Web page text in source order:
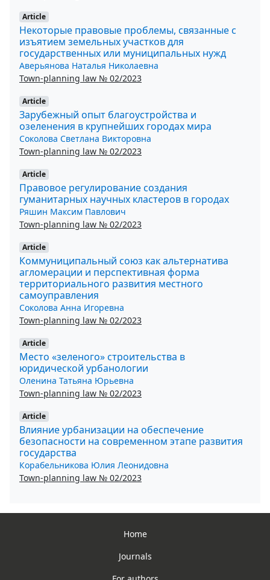
Article
Некоторые правовые проблемы, связанные с
изъятием земельных участков для
государственных или муниципальных нужд
Аверьянова Наталья Николаевна
Town-planning law № 02/2023
Article
Зарубежный опыт благоустройства и
озеленения в крупнейших городах мира
Соколова Светлана Викторовна
Town-planning law № 02/2023
Article
Правовое регулирование создания
гуманитарных научных кластеров в городах
Ряшин Максим Павлович
Town-planning law № 02/2023
Article
Коммуниципальный союз как альтернатива
агломерации и перспективная форма
территориального развития местного
самоуправления
Соколова Анна Игоревна
Town-planning law № 02/2023
Article
Место «зеленого» строительства в
юридической урбанологии
Оленина Татьяна Юрьевна
Town-planning law № 02/2023
Article
Влияние урбанизации на обеспечение
безопасности на современном этапе развития
государства
Корабельникова Юлия Леонидовна
Town-planning law № 02/2023
Home
Journals